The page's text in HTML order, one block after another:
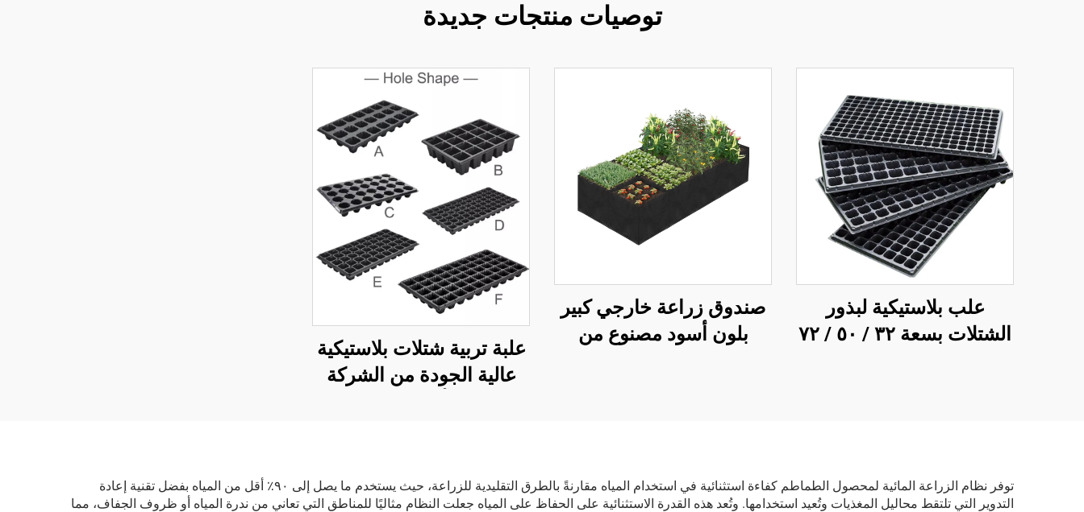
توصيات منتجات جديدة
علب بلاستيكية لبذور
الشتلات بسعة ٣٢ / ٥٠ / ٧٢
صندوق زراعة خارجي كبير
بلون أسود مصنوع من
علبة تربية شتلات بلاستيكية
عالية الجودة من الشركة
توفر نظام الزراعة المائية لمحصول الطماطم كفاءة استثنائية في استخدام المياه مقارنةً بالطرق التقليدية للزراعة، حيث يستخدم ما يصل إلى ٩٠٪ أقل من المياه بفضل تقنية إعادة
التدوير التي تلتقط محاليل المغذيات وتُعيد استخدامها. وتُعد هذه القدرة الاستثنائية على الحفاظ على المياه جعلت النظام مثاليًا للمناطق التي تعاني من ندرة المياه أو ظروف الجفاف، مما